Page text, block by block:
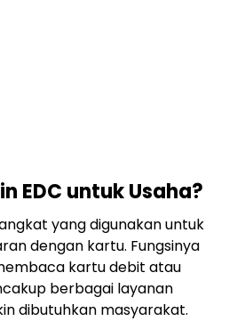
EDC untuk Usaha?
yang digunakan untuk
dengan kartu. Fungsinya
kartu debit atau
berbagai layanan
dibutuhkan masyarakat.